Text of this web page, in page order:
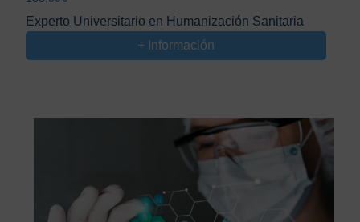
Experto Universitario en Humanización Sanitaria
+ Información